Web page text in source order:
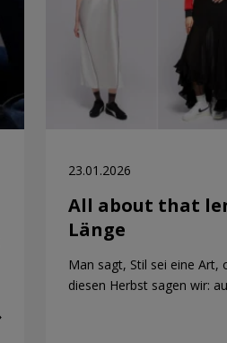
23.01.2026
All about that
Länge
Man sagt, Stil sei eine Art,
diesen Herbst sagen wir: